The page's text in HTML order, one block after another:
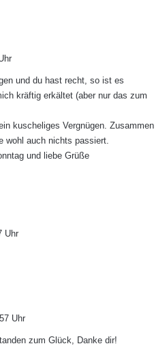
und du hast recht, so ist es
kräftig erkältet (aber nur das zum
kuscheliges Vergnügen. Zusammen
wohl auch nichts passiert.
und liebe Grüße
Uhr
Uhr
zum Glück, Danke dir!